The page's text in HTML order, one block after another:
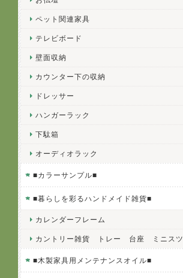
ペット関連家具
テレビボード
壁面収納
カウンター下の収納
ドレッサー
ハンガーラック
下駄箱
オーディオラック
■カラーサンプル■
■暮らしを彩るハンドメイド雑貨■
カレンダーフレーム
カントリー雑貨 トレー 台座 ミニスツ
■木製家具用メンテナンスオイル■